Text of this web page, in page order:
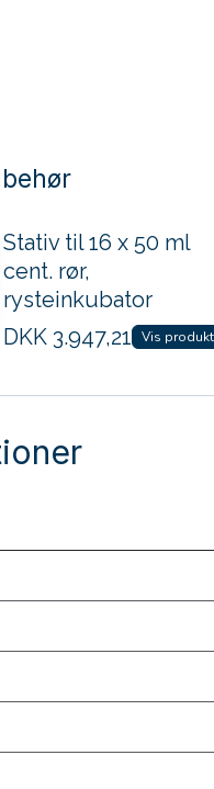
Stativ til 16 x 50 ml
cent. rør,
rysteinkubator
DKK 3.947,21 Vis produkt